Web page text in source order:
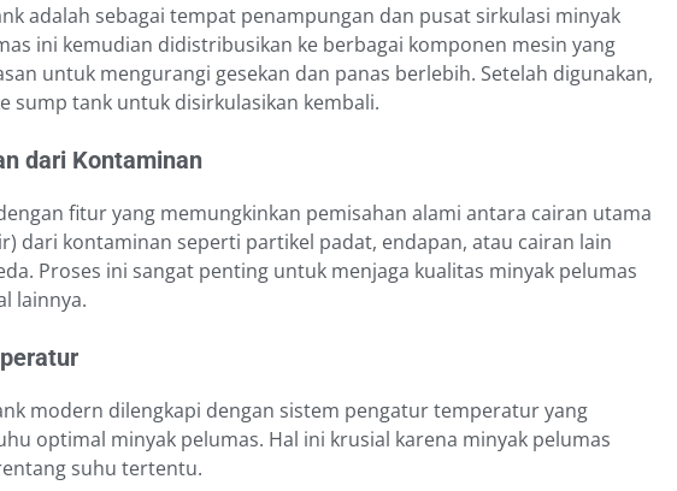
adalah sebagai tempat penampungan dan pusat sirkulasi minyak
ini kemudian didistribusikan ke berbagai komponen mesin yang
untuk mengurangi gesekan dan panas berlebih. Setelah digunakan,
sump tank untuk disirkulasikan kembali.
dari Kontaminan
fitur yang memungkinkan pemisahan alami antara cairan utama
dari kontaminan seperti partikel padat, endapan, atau cairan lain
Proses ini sangat penting untuk menjaga kualitas minyak pelumas
lainnya.
modern dilengkapi dengan sistem pengatur temperatur yang
optimal minyak pelumas. Hal ini krusial karena minyak pelumas
suhu tertentu.